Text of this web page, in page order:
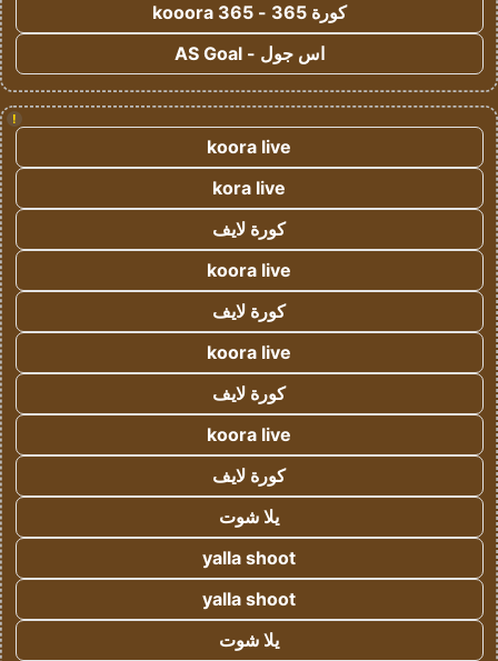
كورة 365 - kooora 365
اس جول - AS Goal
!
koora live
kora live
كورة لايف
koora live
كورة لايف
koora live
كورة لايف
koora live
كورة لايف
يلا شوت
yalla shoot
yalla shoot
يلا شوت